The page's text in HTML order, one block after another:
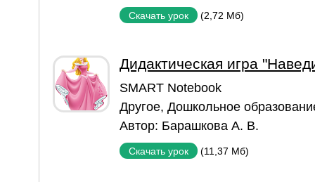
Скачать урок (2,72 Мб)
Дидактическая игра
SMART Notebook
Другое, Дошкольное
Автор: Барашкова А. В.
Скачать урок (11,37 Мб)